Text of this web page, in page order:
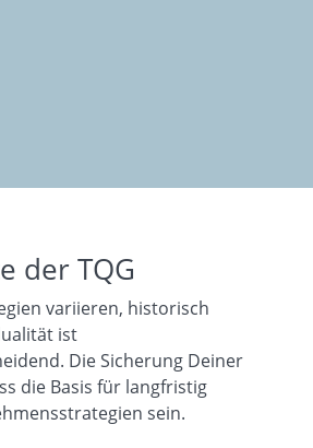
der TQG
variieren, historisch
ist
Die Sicherung Deiner
die Basis für langfristig
sein.